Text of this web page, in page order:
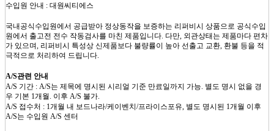
수입원 안내 : 대원씨티에스
국내공식수입원에서 공급받아 정상동작을 보증하는 리퍼비시 상품으로 공식수입
원에서 출고전 전수 작동검사를 마친 제품입니다. 다만, 외관상태는 제품마다 편차
가 있으며, 리퍼비시 특성상 신제품보다 불량률이 높아 선출고 교환, 환불 등을 적
극적으로 처리하여 드립니다.
A/S관련 안내
A/S 기간 : A/S는 제목에 명시된 시리얼 기준 만료일까지 가능. 별도 명시 없을 경
우 기본 1개월. 이후 A/S 불가.
A/S 접수처 : 1개월 내 보드나라/케이벤치/프라이스포유, 별도 명시된 1개월 이후
A/S는 수입원 A/S 센터